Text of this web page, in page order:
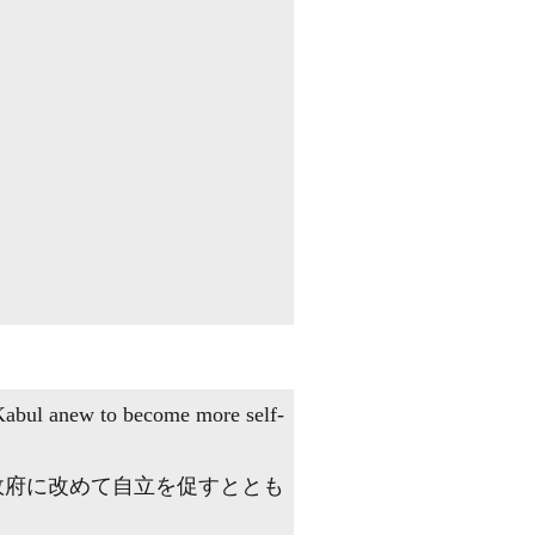
anew to become more self-
に改めて自立を促すととも